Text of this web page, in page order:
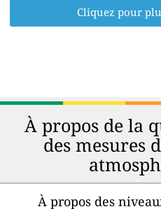
Cliquez pour
À propos de la
des mesures
À propos des